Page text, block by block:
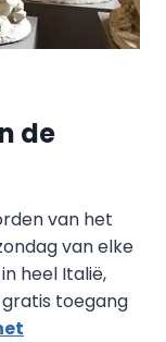
de
van het
van elke
heel Italië,
toegang